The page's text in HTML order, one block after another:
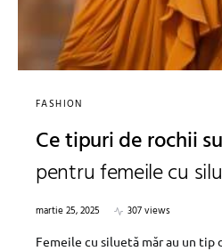
FASHION
Ce tipuri de rochii
pentru femeile cu
martie 25, 2025
307 views
Femeile cu siluetă măr au un tip